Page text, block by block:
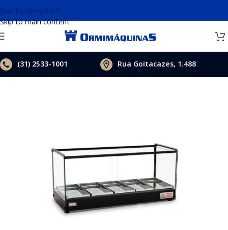
Skip to navigation
Skip to main content
(31) 2533-1001 Rua Goitacazes, 1.488